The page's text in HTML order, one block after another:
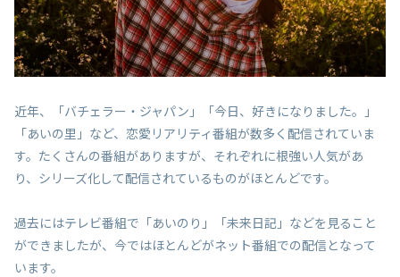
近年、「バチェラー・ジャパン」「今日、好きになりました。」
「あいの里」など、恋愛リアリティ番組が数多く配信されていま
す。たくさんの番組がありますが、それぞれに根強い人気があ
り、シリーズ化して配信されているものがほとんどです。
過去にはテレビ番組で「あいのり」「未来日記」などを見ること
ができましたが、今ではほとんどがネット番組での配信となって
います。